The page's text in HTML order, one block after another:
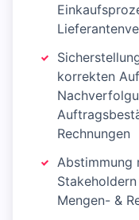
korrekten
Rechnungen
Abstimmung
Mengen- &